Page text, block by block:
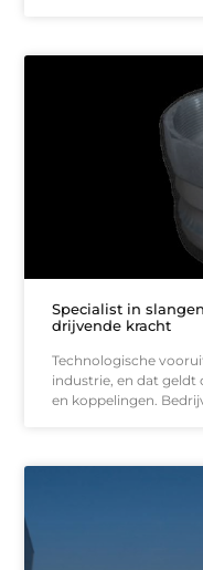
Specialist in
drijvende kracht
Technologische
industrie, en dat geldt
en koppelingen.